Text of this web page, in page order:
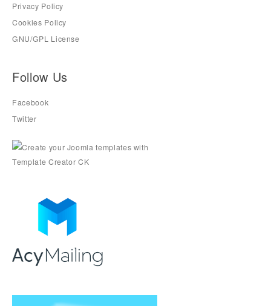
Privacy Policy
Cookies Policy
GNU/GPL License
Follow Us
Facebook
Twitter